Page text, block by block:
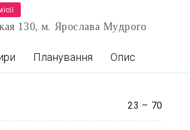
130 м. Ярослава Мудрого
Планування Опис
23 – 70